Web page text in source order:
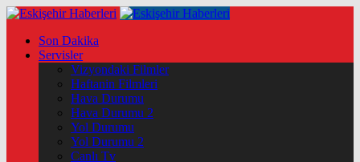
Son Dakika
Servisler
Vizyondaki Filmler
Haftanin Filmleri
Hava Durumu
Hava Durumu 2
Yol Durumu
Yol Durumu 2
Canlı Tv